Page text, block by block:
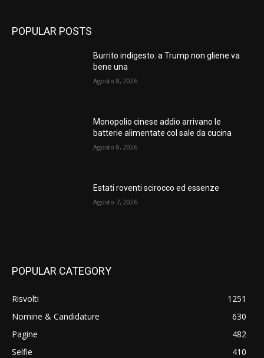
POPULAR POSTS
Burrito indigesto: a Trump non gliene va
bene una
Agosto 8, 2026
Monopolio cinese addio arrivano le
batterie alimentate col sale da cucina
Agosto 8, 2026
Estati roventi scirocco ed essenze
Agosto 7, 2026
POPULAR CATEGORY
Risvolti
1251
Nomine & Candidature
630
Pagine
482
Selfie
410